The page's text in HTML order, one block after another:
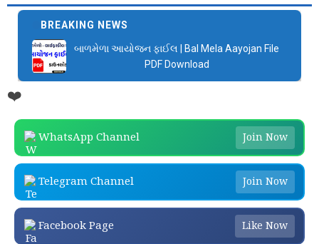
BREAKING NEWS
બાળમેળા આયોજન ફાઈલ | Bal Mela Aayojan File
PDF Download
❤️
WhatsApp Channel Join Now
Telegram Channel Join Now
Facebook Page Like Now